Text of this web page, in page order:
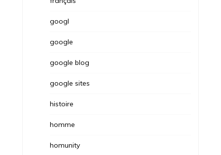
googl
google
google blog
google sites
histoire
homme
homunity